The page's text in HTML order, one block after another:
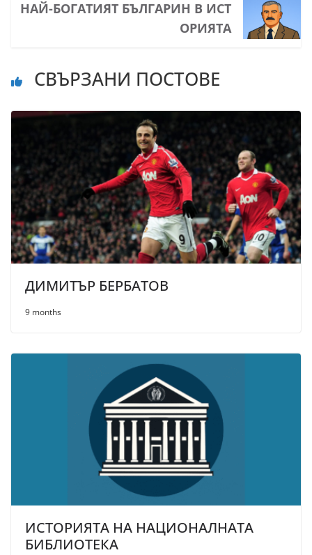
НАЙ-БОГАТИЯТ БЪЛГАРИН В ИСТ
ОРИЯТА
СВЪРЗАНИ ПОСТОВЕ
ДИМИТЪР БЕРБАТОВ
9 months
ИСТОРИЯТА НА НАЦИОНАЛНАТА
БИБЛИОТЕКА